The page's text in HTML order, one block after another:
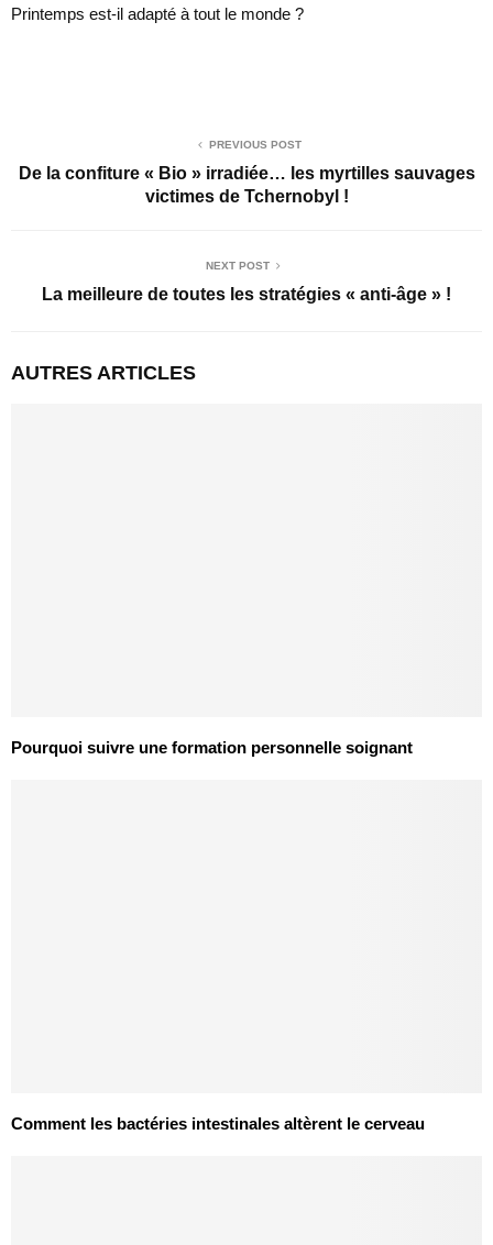
Printemps est-il adapté à tout le monde ?
PREVIOUS POST
De la confiture « Bio » irradiée… les myrtilles sauvages
victimes de Tchernobyl !
NEXT POST
La meilleure de toutes les stratégies « anti-âge » !
AUTRES ARTICLES
Pourquoi suivre une formation personnelle soignant
Comment les bactéries intestinales altèrent le cerveau